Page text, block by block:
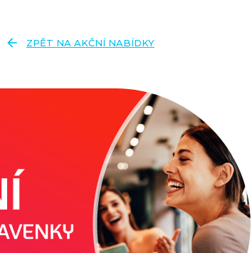
arrow_back ZPĚT NA AKČNÍ NABÍDKY